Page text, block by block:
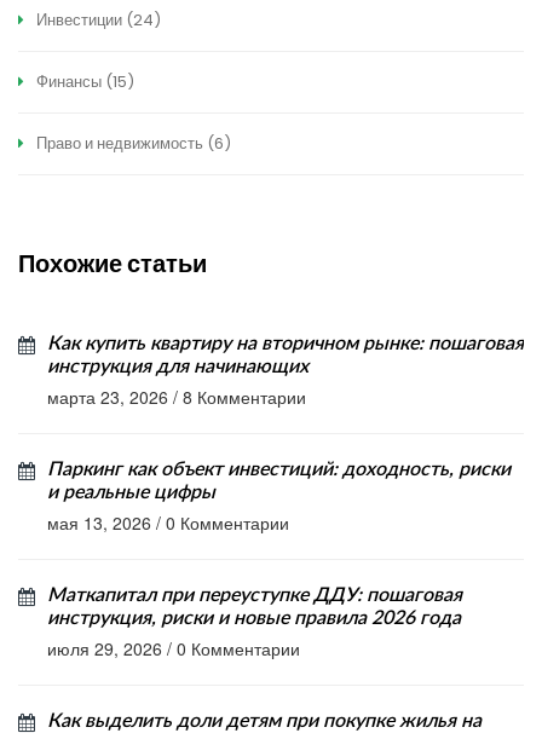
Инвестиции (24)
Финансы (15)
Право и недвижимость (6)
Похожие статьи
Как купить квартиру на вторичном рынке: пошаговая
инструкция для начинающих
марта 23, 2026 / 8 Комментарии
Паркинг как объект инвестиций: доходность, риски
и реальные цифры
мая 13, 2026 / 0 Комментарии
Маткапитал при переуступке ДДУ: пошаговая
инструкция, риски и новые правила 2026 года
июля 29, 2026 / 0 Комментарии
Как выделить доли детям при покупке жилья на